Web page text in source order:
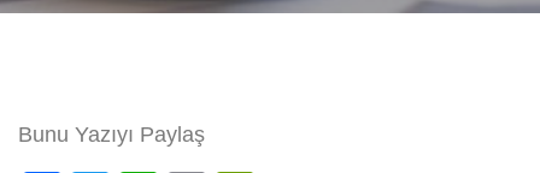
Bunu Yazıyı Paylaş